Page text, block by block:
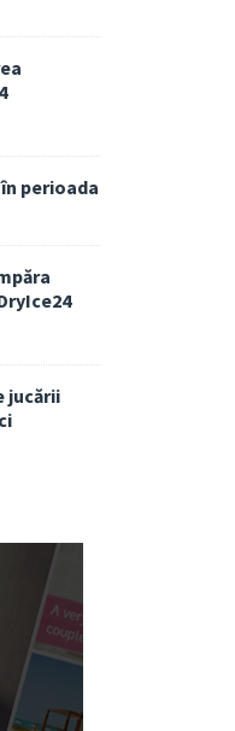
perioada
jucării